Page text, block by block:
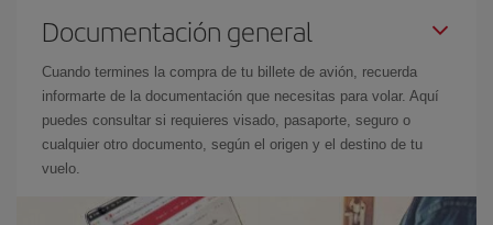
Documentación general
Cuando termines la compra de tu billete de avión, recuerda
informarte de la documentación que necesitas para volar. Aquí
puedes consultar si requieres visado, pasaporte, seguro o
cualquier otro documento, según el origen y el destino de tu
vuelo.